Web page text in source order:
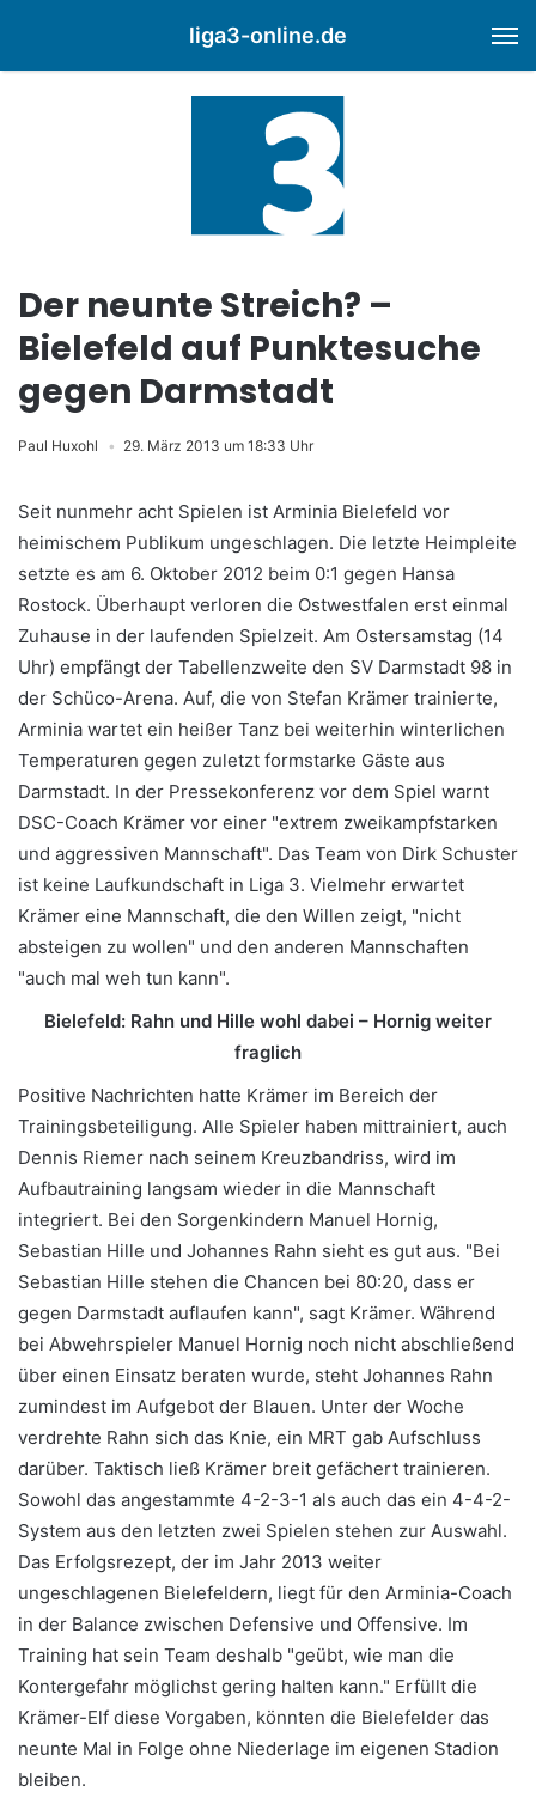
liga3-online.de
Der neunte Streich? –
Bielefeld auf Punktesuche
gegen Darmstadt
Paul Huxohl 29. März 2013 um 18:33 Uhr
Seit nunmehr acht Spielen ist Arminia Bielefeld vor
heimischem Publikum ungeschlagen. Die letzte Heimpleite
setzte es am 6. Oktober 2012 beim 0:1 gegen Hansa
Rostock. Überhaupt verloren die Ostwestfalen erst einmal
Zuhause in der laufenden Spielzeit. Am Ostersamstag (14
Uhr) empfängt der Tabellenzweite den SV Darmstadt 98 in
der Schüco-Arena. Auf, die von Stefan Krämer trainierte,
Arminia wartet ein heißer Tanz bei weiterhin winterlichen
Temperaturen gegen zuletzt formstarke Gäste aus
Darmstadt. In der Pressekonferenz vor dem Spiel warnt
DSC-Coach Krämer vor einer "extrem zweikampfstarken
und aggressiven Mannschaft". Das Team von Dirk Schuster
ist keine Laufkundschaft in Liga 3. Vielmehr erwartet
Krämer eine Mannschaft, die den Willen zeigt, "nicht
absteigen zu wollen" und den anderen Mannschaften
"auch mal weh tun kann".
Bielefeld: Rahn und Hille wohl dabei – Hornig weiter
fraglich
Positive Nachrichten hatte Krämer im Bereich der
Trainingsbeteiligung. Alle Spieler haben mittrainiert, auch
Dennis Riemer nach seinem Kreuzbandriss, wird im
Aufbautraining langsam wieder in die Mannschaft
integriert. Bei den Sorgenkindern Manuel Hornig,
Sebastian Hille und Johannes Rahn sieht es gut aus. "Bei
Sebastian Hille stehen die Chancen bei 80:20, dass er
gegen Darmstadt auflaufen kann", sagt Krämer. Während
bei Abwehrspieler Manuel Hornig noch nicht abschließend
über einen Einsatz beraten wurde, steht Johannes Rahn
zumindest im Aufgebot der Blauen. Unter der Woche
verdrehte Rahn sich das Knie, ein MRT gab Aufschluss
darüber. Taktisch ließ Krämer breit gefächert trainieren.
Sowohl das angestammte 4-2-3-1 als auch das ein 4-4-2-
System aus den letzten zwei Spielen stehen zur Auswahl.
Das Erfolgsrezept, der im Jahr 2013 weiter
ungeschlagenen Bielefeldern, liegt für den Arminia-Coach
in der Balance zwischen Defensive und Offensive. Im
Training hat sein Team deshalb "geübt, wie man die
Kontergefahr möglichst gering halten kann." Erfüllt die
Krämer-Elf diese Vorgaben, könnten die Bielefelder das
neunte Mal in Folge ohne Niederlage im eigenen Stadion
bleiben.